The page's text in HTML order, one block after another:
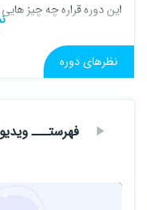
این دوره قراره چه چیز
🎈 آموزش ادیت های یوتیوب
🎈 آموزش افکت های فان
🎈 آموزش کلی افکت های
نظرهای دوره
فهرستـــ